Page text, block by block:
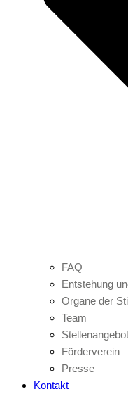
FAQ
Entstehung
Organe der
Team
Förderverein
Presse
Kontakt